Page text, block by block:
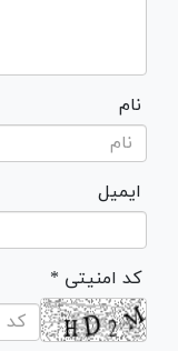
نام
ایمیل
* کد امنیتی